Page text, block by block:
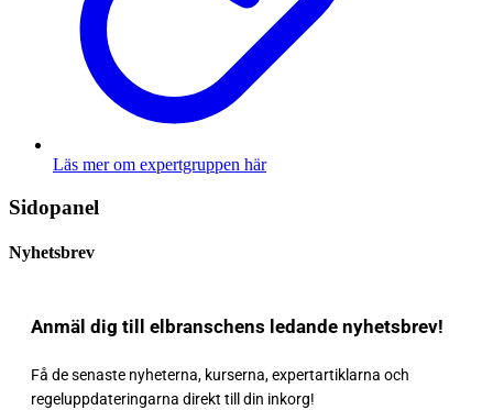
Läs mer om expertgruppen här
Sidopanel
Nyhetsbrev
Anmäl dig till elbranschens ledande nyhetsbrev!
Få de senaste nyheterna, kurserna, expertartiklarna och
regeluppdateringarna direkt till din inkorg!